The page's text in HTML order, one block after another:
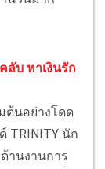
บ หาเงินรัก
ต้นอย่างโดด
TRINITY นัก
านงานการ